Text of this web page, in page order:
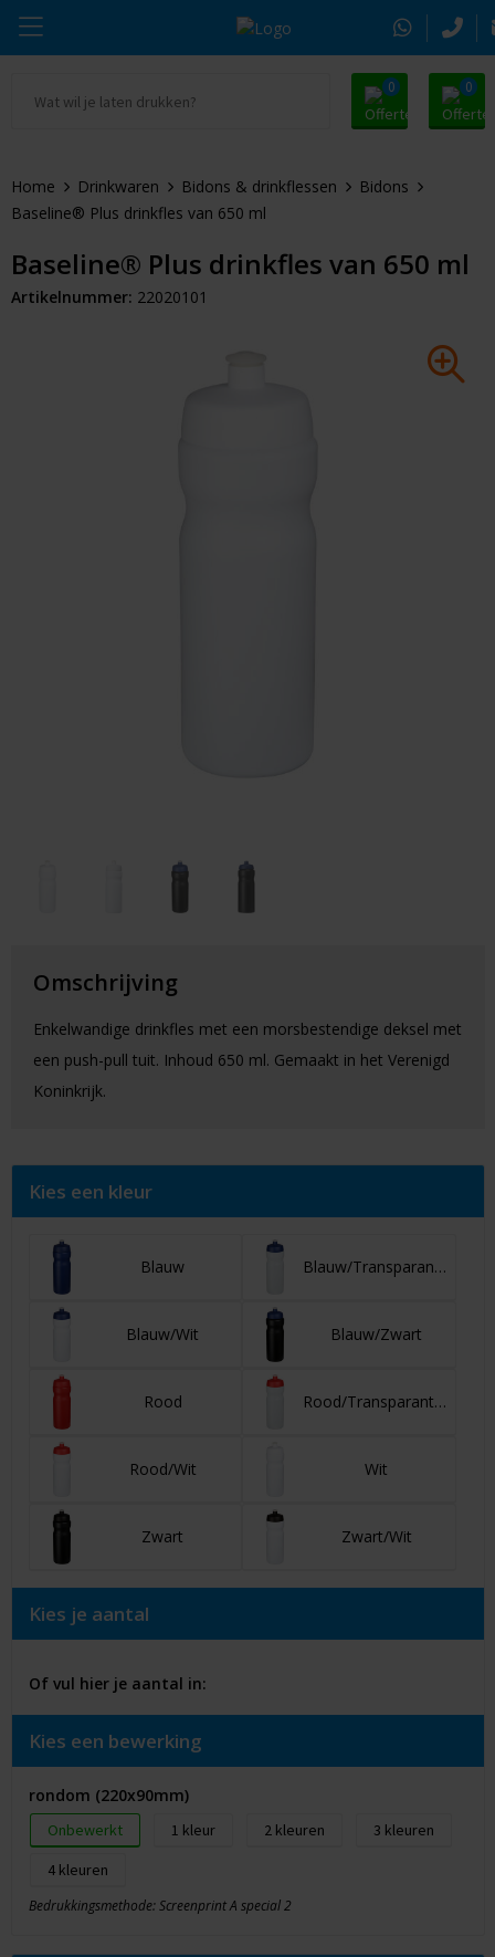
0 0
Drinkwaren
Tassen & Reizen
Alle promosnoepje
Zomer
Kerst
Thule
Alle merken
Home Drinkwaren Bidons & drinkflessen
Bidons
Baseline® Plus drinkfles van 650 ml
Baseline® Plus drinkfles van 650 ml
Artikelnummer: 22020101
Omschrijving
Enkelwandige drinkfles met een morsbestendige deksel met
een push-pull tuit. Inhoud 650 ml. Gemaakt in het Verenigd
Koninkrijk.
Kies een kleur
Blauw Blauw/Transparant helder
Blauw/Wit Blauw/Zwart
Rood Rood/Transparant wit
Rood/Wit Wit
Zwart Zwart/Wit
Kies je aantal
Of vul hier je aantal in:
Kies een bewerking
rondom (220x90mm)
Onbewerkt 1 2
3
4
Bedrukkingsmethode: Screenprint A special 2